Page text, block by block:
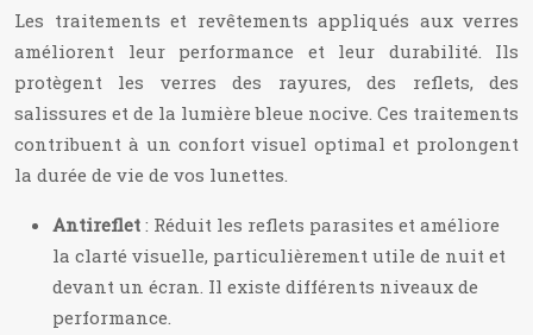
Les traitements et revêtements appliqués aux verres
améliorent leur performance et leur durabilité. Ils
protègent les verres des rayures, des reflets, des
salissures et de la lumière bleue nocive. Ces traitements
contribuent à un confort visuel optimal et prolongent
la durée de vie de vos lunettes.
Antireflet : Réduit les reflets parasites et améliore
la clarté visuelle, particulièrement utile de nuit et
devant un écran. Il existe différents niveaux de
performance.